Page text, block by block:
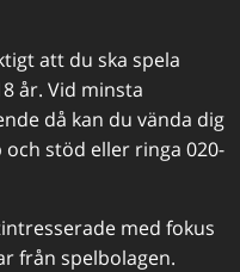
att du ska spela
år. Vid minsta
då kan du vända dig
stöd eller ringa 020-
med fokus
från spelbolagen.